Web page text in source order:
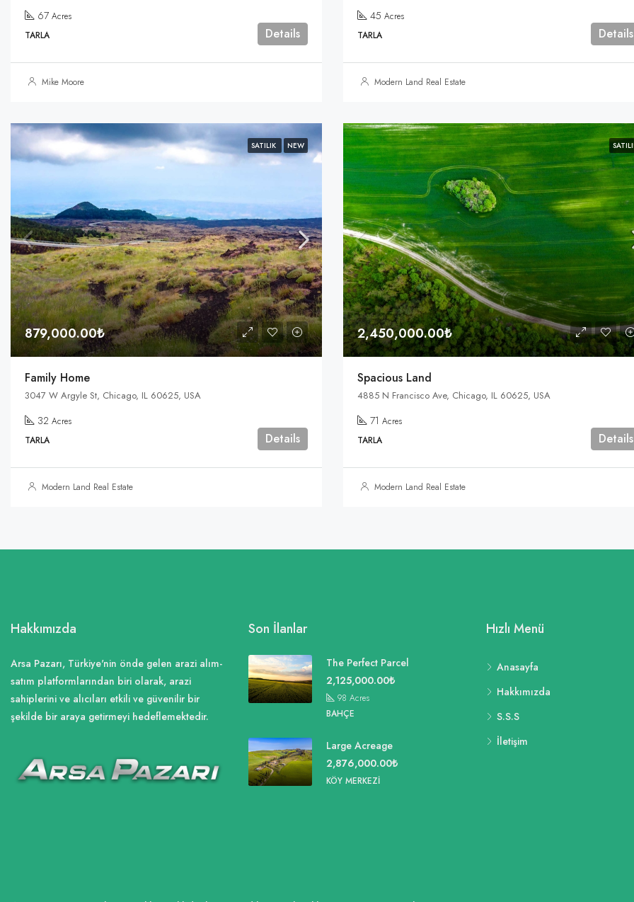
67 Acres
TARLA
Details
Mike Moore
45 Acres
TARLA
Details
Modern Land Real Estate
SATILIK NEW
879,000.00₺
Family Home
3047 W Argyle St, Chicago, IL 60625, USA
32 Acres
TARLA
Details
Modern Land Real Estate
2,450,000.00₺
Spacious Land
4885 N Francisco Ave, Chicago, IL 60625, USA
71 Acres
TARLA
Details
Modern Land Real Estate
Hakkımızda
Arsa Pazarı, Türkiye'nin önde gelen arazi alım-
satım platformlarından biri olarak, arazi
sahiplerini ve alıcıları etkili ve güvenilir bir
şekilde bir araya getirmeyi hedeflemektedir.
Son İlanlar
The Perfect Parcel
2,125,000.00₺
98 Acres
BAHÇE
Large Acreage
2,876,000.00₺
KÖY MERKEZI
Hızlı Menü
Anasayfa
Hakkımızda
S.S.S
İletişim